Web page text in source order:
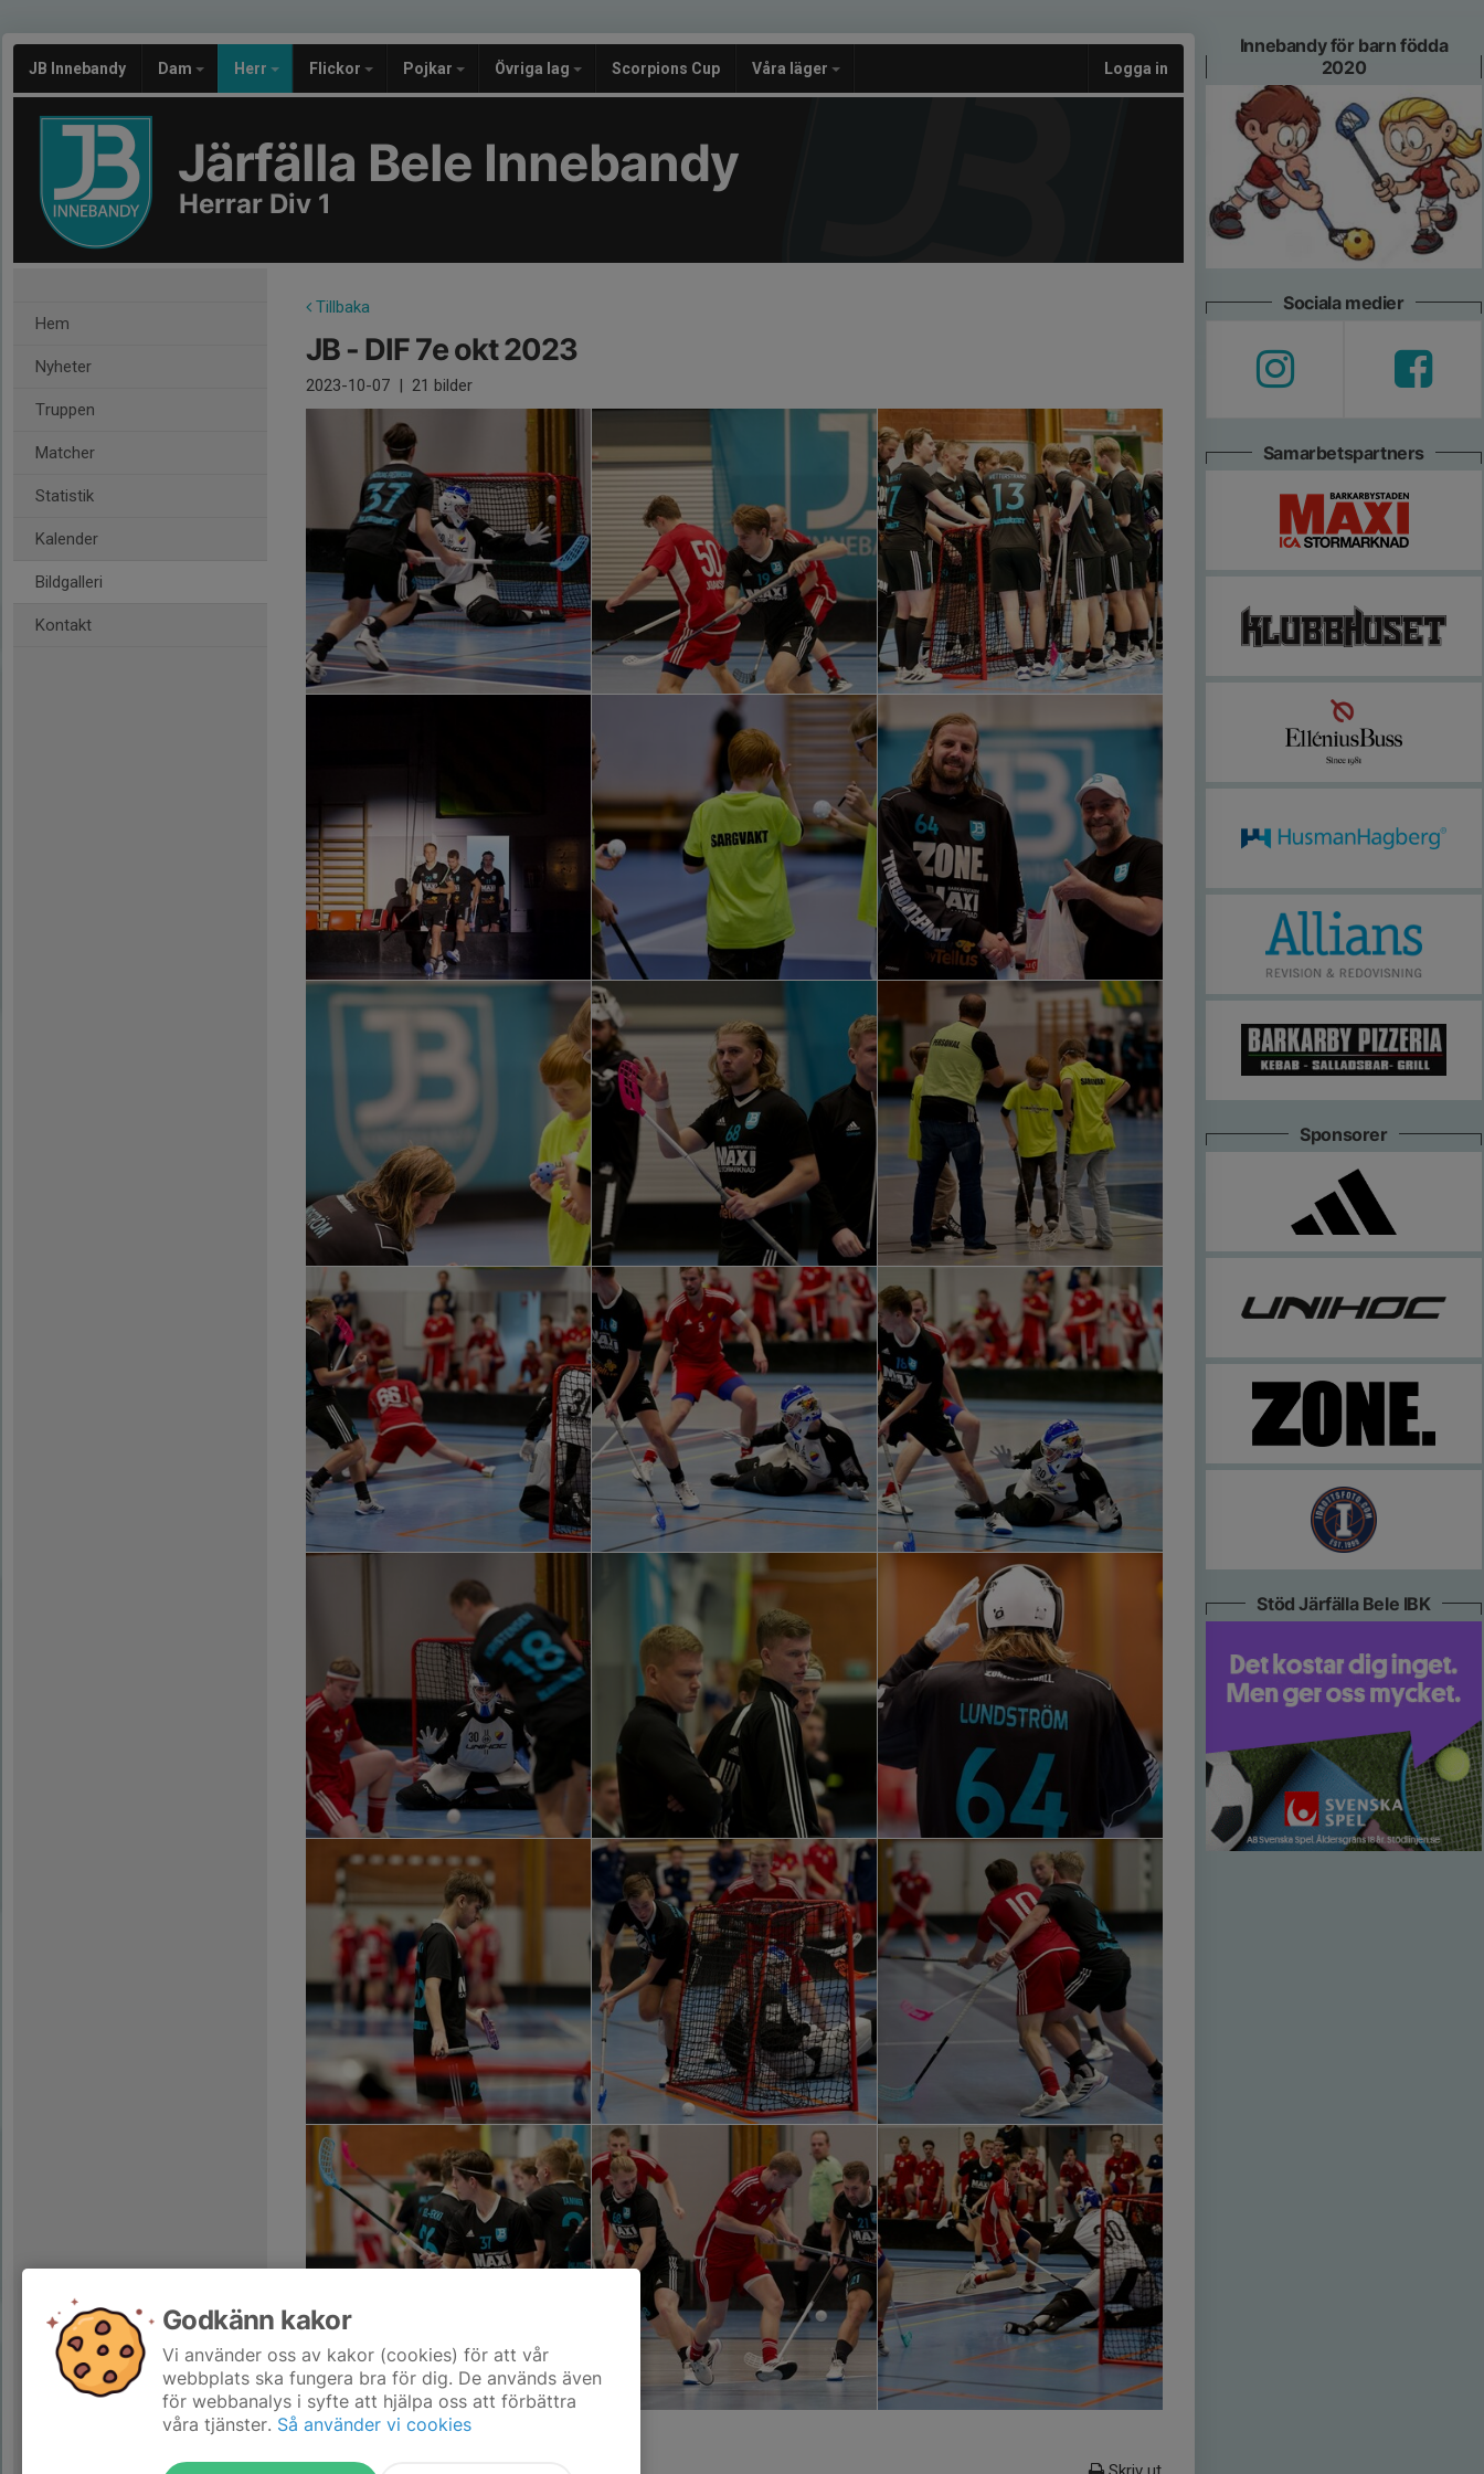
JB Innebandy Dam Herr Flickor Pojkar Övriga lag Scorpions Cup Våra läger Logga in
Järfälla Bele Innebandy
Herrar Div 1
Hem
Nyheter
Truppen
Matcher
Statistik
Kalender
Bildgalleri
Kontakt
Tillbaka
JB - DIF 7e okt 2023
2023-10-07 | 21 bilder
Innebandy för barn födda
2020
Sociala medier
Samarbetspartners
Sponsorer
Stöd Järfälla Bele IBK
Godkänn kakor
Vi använder oss av kakor (cookies) för att vår
webbplats ska fungera bra för dig. De används även
för webbanalys i syfte att hjälpa oss att förbättra
våra tjänster. Så använder vi cookies